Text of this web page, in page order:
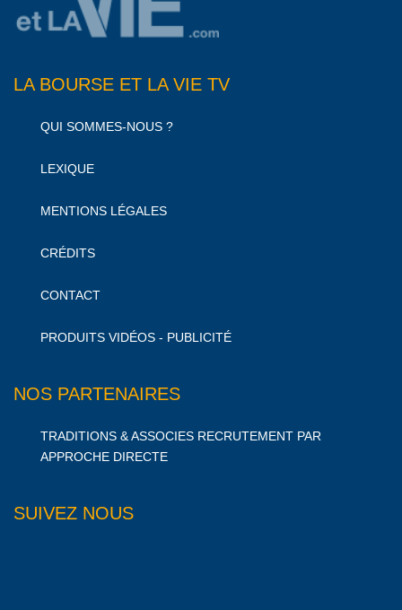
LA BOURSE ET LA VIE TV
QUI SOMMES-NOUS ?
LEXIQUE
MENTIONS LÉGALES
CRÉDITS
CONTACT
PRODUITS VIDÉOS - PUBLICITÉ
NOS PARTENAIRES
TRADITIONS & ASSOCIES RECRUTEMENT PAR
APPROCHE DIRECTE
SUIVEZ NOUS